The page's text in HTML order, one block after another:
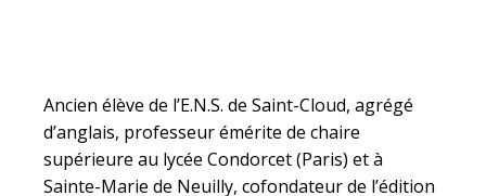
Ancien élève de l’E.N.S. de Saint-Cloud, agrégé
d’anglais, professeur émérite de chaire
supérieure au lycée Condorcet (Paris) et à
Sainte-Marie de Neuilly, cofondateur de l’édition